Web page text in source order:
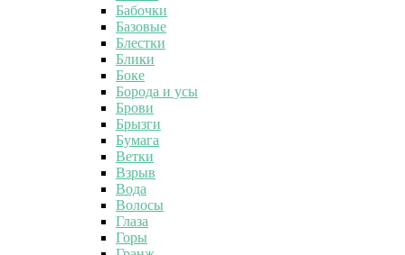
Бабочки
Базовые
Блестки
Блики
Боке
Борода и усы
Брови
Брызги
Бумага
Ветки
Взрыв
Вода
Волосы
Глаза
Горы